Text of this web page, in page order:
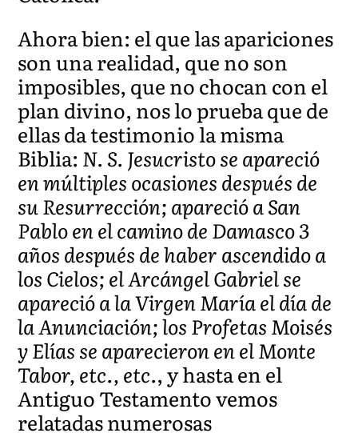
Ahora bien: el que las apariciones
son una realidad, que no son
imposibles, que no chocan con el
plan divino, nos lo prueba que de
ellas da testimonio la misma
Biblia: N. S. Jesucristo se apareció
en múltiples ocasiones después de
su Resurrección; apareció a San
Pablo en el camino de Damasco 3
años después de haber ascendido a
los Cielos; el Arcángel Gabriel se
apareció a la Virgen María el día de
la Anunciación; los Profetas Moisés
y Elías se aparecieron en el Monte
Tabor, etc., etc., y hasta en el
Antiguo Testamento vemos
relatadas numerosas